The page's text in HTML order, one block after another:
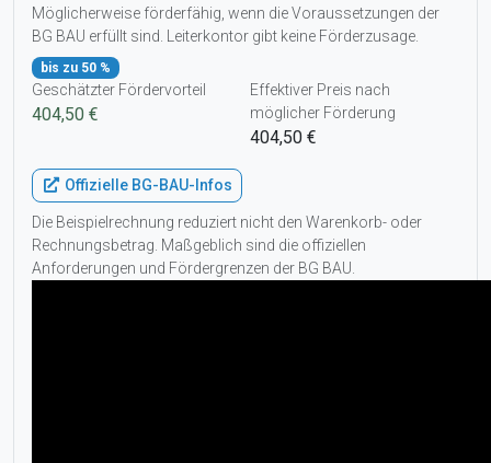
Möglicherweise förderfähig, wenn die Voraussetzungen der
BG BAU erfüllt sind. Leiterkontor gibt keine Förderzusage.
bis zu 50 %
Geschätzter Fördervorteil
404,50 €
Effektiver Preis nach
möglicher Förderung
404,50 €
Offizielle BG-BAU-Infos
Die Beispielrechnung reduziert nicht den Warenkorb- oder
Rechnungsbetrag. Maßgeblich sind die offiziellen
Anforderungen und Fördergrenzen der BG BAU.